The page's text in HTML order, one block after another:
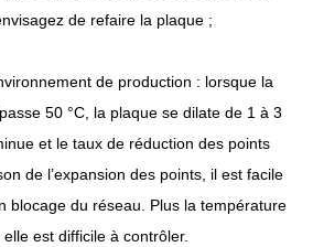
de refaire la plaque ;
de production : lorsque la
50 °C, la plaque se dilate de 1 à 3
et le taux de réduction des points
de l’expansion des points, il est facile
blocage du réseau. Plus la température
est difficile à contrôler.